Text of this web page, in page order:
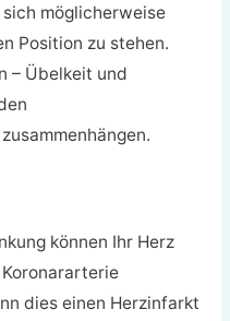
möglicherweise
Position zu stehen.
– Übelkeit und
können Ihr Herz
dies einen Herzinfarkt